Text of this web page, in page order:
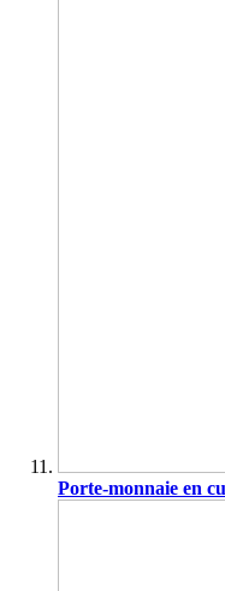
Porte-monnaie en